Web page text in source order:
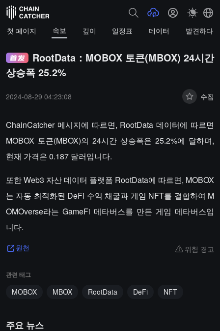
첫 페이지 속보 깊이 일정표 데이터 발견하다
RootData：MOBOX 토큰(MBOX) 24시간
상승폭 25.2%
2024-08-29 04:23:08 수집
ChainCatcher 메시지에 따르면, RootData 데이터에 따르면
MOBOX 토큰(MBOX)의 24시간 상승폭은 25.2%에 달하며,
현재 가격은 0.187 달러입니다.
또한 Web3 자산 데이터 플랫폼 RootData에 따르면, MOBOX
는 자동 최적화된 DeFi 수익 채굴과 게임 NFT를 결합하여 M
OMOverse라는 GameFi 메타버스를 만든 게임 메타버스입
니다.
원천 위험 경고
관련 태그
MOBOX MBOX RootData DeFi NFT
주요 뉴스